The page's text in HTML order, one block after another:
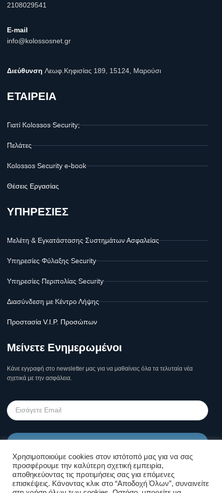
2108029541
E-mail
info@kolossosnet.gr
Διεύθυνση Λεωφ.Κηφισίας 189, 15124, Μαρούσι
ΕΤΑΙΡΕΙΑ
Γιατί Kolossos Security;
Πελάτες
Kolossos Security e-book
Θέσεις Εργασίας
ΥΠΗΡΕΣΙΕΣ
Μελέτη & Εγκατάστασης Συστημάτων Ασφαλείας
Υπηρεσίες Φύλαξης Security
Υπηρεσίες Περιπολίας Security
Διασύνδεση με Κέντρο Λήψης
Προστασία V.I.P. Προσώπων
Μείνετε Ενημερωμένοι
Κάνε εγγραφή στο newsletter μας για να μαθαίνεις όλα τα τελυταία νέα
σχετικά με την ασφάλεια.
Όροι Χρήσης Σελίδας & Πολιτική
Απορρήτου
Χρησιμοποιούμε cookies στον ιστότοπό μας για να σας
προσφέρουμε την καλύτερη σχετική εμπειρία,
αποθηκεύοντας τις προτιμήσεις σας για επόμενες
επισκέψεις. Κάνοντας κλικ στο “Αποδοχή Όλων”, συναινείτε